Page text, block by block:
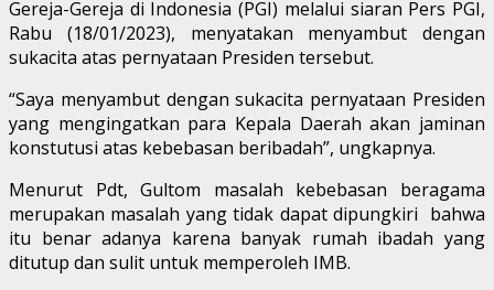
Gereja-Gereja di Indonesia (PGI) melalui siaran Pers PGI,
Rabu (18/01/2023), menyatakan menyambut dengan
sukacita atas pernyataan Presiden tersebut.
“Saya menyambut dengan sukacita pernyataan Presiden
yang mengingatkan para Kepala Daerah akan jaminan
konstutusi atas kebebasan beribadah”, ungkapnya.
Menurut Pdt, Gultom masalah kebebasan beragama
merupakan masalah yang tidak dapat dipungkiri bahwa
itu benar adanya karena banyak rumah ibadah yang
ditutup dan sulit untuk memperoleh IMB.